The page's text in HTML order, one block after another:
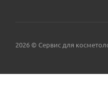
2026 © Сервис для